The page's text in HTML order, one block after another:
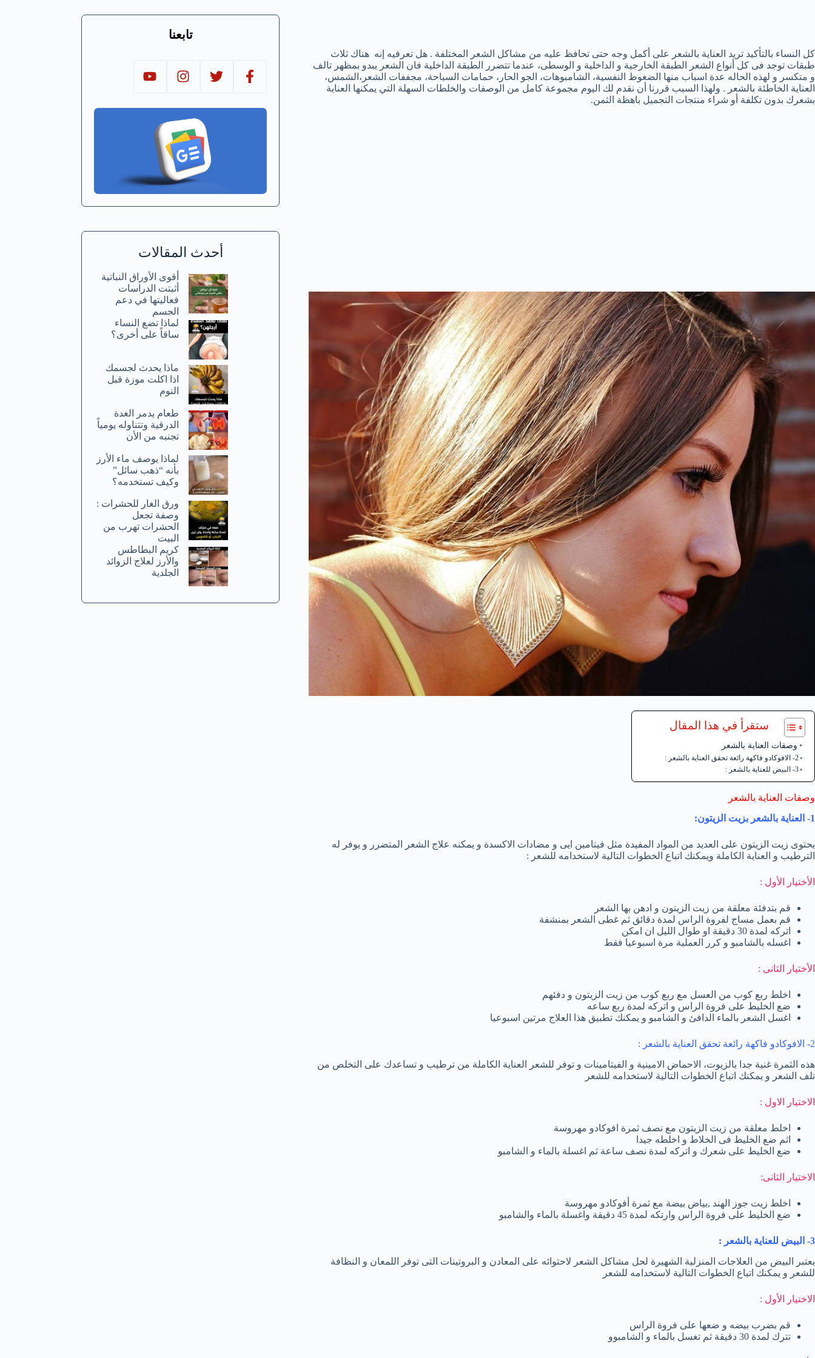
كل النساء بالتأكيد تريد العناية بالشعر على أكمل وجه حتى تحافظ عليه من مشاكل الشعر المختلفة . هل تعرفيه إنه هناك ثلاث
طبقات توجد فى كل أنواع الشعر الطبقة الخارجية و الداخلية و الوسطى، عندما تتضرر الطبقة الداخلية فان الشعر يبدو بمظهر تالف
و متكسر و لهذه الحاله عدة اسباب منها الضغوط النفسية، الشامبوهات، الجو الحار، حمامات السباحة، مجففات الشعر،الشمس،
العناية الخاطئة بالشعر . ولهذا السبب قررنا أن نقدم لك اليوم مجموعة كامل من الوصفات والخلطات السهلة التي يمكنها العناية
بشعرك بدون تكلفة أو شراء منتجات التجميل باهظة الثمن.
ستقرأ في هذا المقال
وصفات العناية بالشعر
2- الافوكادو فاكهة رائعة تحقق العناية بالشعر :
3- البيض للعناية بالشعر :
وصفات العناية بالشعر
1- العناية بالشعر بزيت الزيتون:
يحتوى زيت الزيتون على العديد من المواد المفيدة مثل فيتامين ايى و مضادات الاكسدة و يمكنه علاج الشعر المتضرر و يوفر له
الترطيب و العناية الكاملة ويمكنك اتباع الخطوات التالية لاستخدامه للشعر :
الأختيار الأول :
قم بتدفئة معلقة من زيت الزيتون و ادهن بها الشعر
قم بعمل مساج لفروة الراس لمدة دقائق ثم غطى الشعر بمنشفة
اتركه لمدة 30 دقيقة او طوال الليل ان امكن
اغسله بالشامبو و كرر العملية مرة اسبوعيا فقط
الأختيار الثانى :
اخلط ربع كوب من العسل مع ربع كوب من زيت الزيتون و دفئهم
ضع الخليط على فروة الراس و اتركه لمدة ربع ساعه
اغسل الشعر بالماء الدافئ و الشامبو و يمكنك تطبيق هذا العلاج مرتين اسبوعيا
2- الافوكادو فاكهة رائعة تحقق العناية بالشعر :
هذه الثمرة غنية جدا بالزيوت، الاحماض الامينية و الفيتامينات و توفر للشعر العناية الكاملة من ترطيب و تساعدك على التخلص من
تلف الشعر و يمكنك اتباع الخطوات التالية لاستخدامه للشعر
الاختيار الاول :
اخلط معلقة من زيت الزيتون مع نصف ثمرة افوكادو مهروسة
اثم ضع الخليط فى الخلاط و اخلطه جيدا
ضع الخليط على شعرك و اتركه لمدة نصف ساعة ثم اغسلة بالماء و الشامبو
الاختيار الثانى:
اخلط زيت جوز الهند ,بياض بيضة مع ثمرة أفوكادو مهروسة
ضع الخليط على فروة الراس وارتكه لمدة 45 دقيقة واغسلة بالماء والشامبو
3- البيض للعناية بالشعر :
يعتبر البيض من العلاجات المنزلية الشهيرة لحل مشاكل الشعر لاحتوائه على المعادن و البروتينات التى توفر اللمعان و النظافة
للشعر و يمكنك اتباع الخطوات التالية لاستخدامه للشعر
الاختيار الأول :
قم بضرب بيضه و ضعها على فروة الراس
تترك لمدة 30 دقيقة ثم تغسل بالماء و الشامبوو
تابعنا
أحدث المقالات
أقوى الأوراق النباتية
أثبتت الدراسات
فعاليتها في دعم
الجسم
لماذا تضع النساء
ساقاً على أخرى؟
ماذا يحدث لجسمك
اذا اكلت موزة قبل
النوم
طعام يدمر الغدة
الدرقية وتتناوله يومياً
تجنبه من الأن
لماذا يوصف ماء الأرز
بأنه “ذهب سائل”
وكيف تستخدمه؟
ورق الغار للحشرات :
وصفة تجعل
الحشرات تهرب من
البيت
كريم البطاطس
والأرز لعلاج الزوائد
الجلدية